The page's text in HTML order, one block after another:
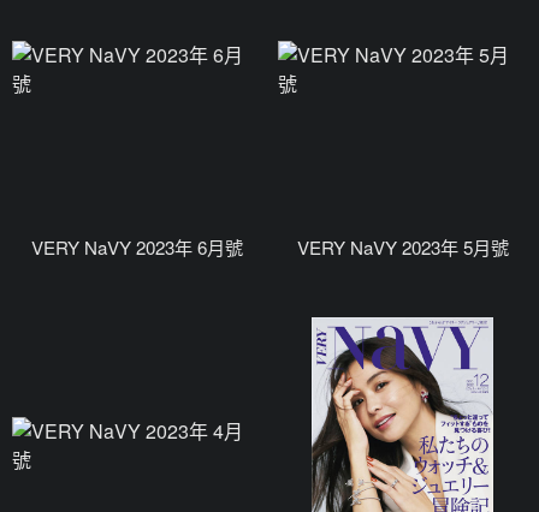
VERY NaVY 2023年 6月號 VERY NaVY 2023年 5月號